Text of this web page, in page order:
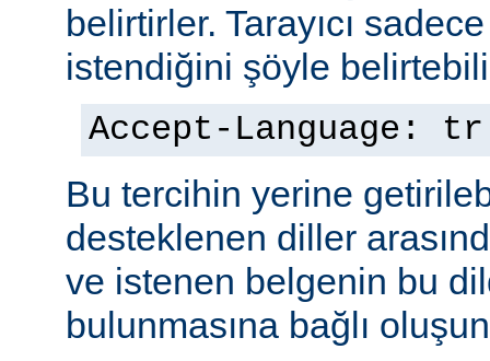
belirtirler. Tarayıcı
istendiğini şöyle
Accept-Language: tr
Bu tercihin yerine
desteklenen diller
ve istenen belgenin bu
bulunmasına bağlı